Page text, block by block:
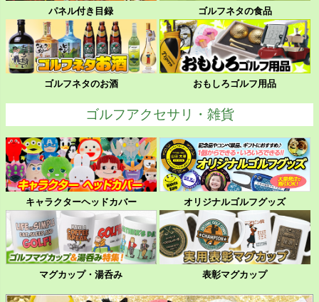
パネル付き目録 ゴルフネタの食品
ゴルフネタのお酒 おもしろゴルフ用品
ゴルフアクセサリ・雑貨
キャラクターヘッドカバー オリジナルゴルフグッズ
マグカップ・湯呑み 表彰マグカップ